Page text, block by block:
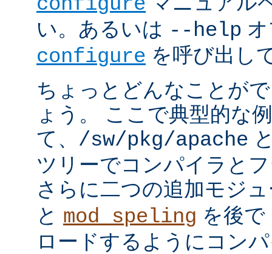
い。あるいは --help
configure を呼び出し
ちょっとどんなことが
ょう。 ここで典型的な
て、 /sw/pkg/apache
ツリーでコンパイラと
さらに二つの追加モジ
と mod_speling を後
ロードするようにコン